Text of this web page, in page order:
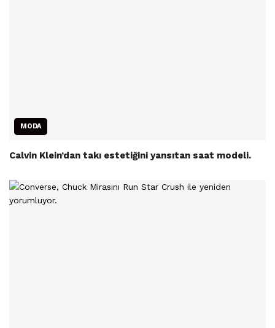
MODA
Calvin Klein’dan takı estetiğini yansıtan saat modeli.